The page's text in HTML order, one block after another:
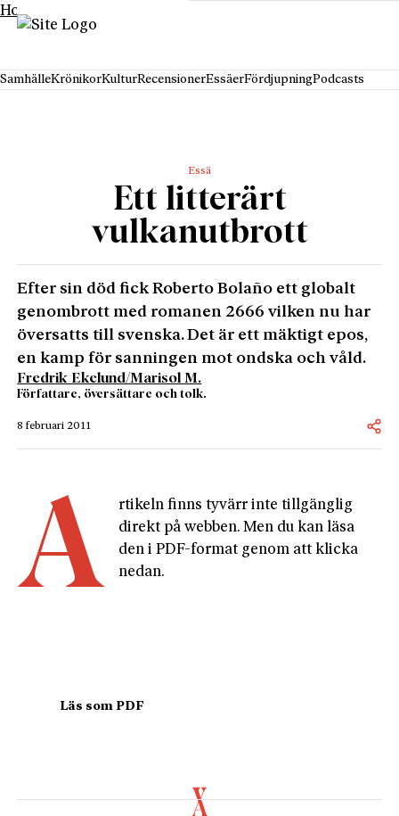
Hoppa till innehåll
SamhälleKrönikorKulturRecensionerEssäerFördjupningPodcasts
Essä
Ett litterärt
vulkanutbrott
Efter sin död fick Roberto Bolaño ett globalt
genombrott med romanen 2666 vilken nu har
översatts till svenska. Det är ett mäktigt epos,
en kamp för sanningen mot ondska och våld.
Fredrik Ekelund/Marisol M.
Författare, översättare och tolk.
8 februari 2011
A
rtikeln finns tyvärr inte tillgänglig
direkt på webben. Men du kan läsa
den i PDF-format genom att klicka
nedan.